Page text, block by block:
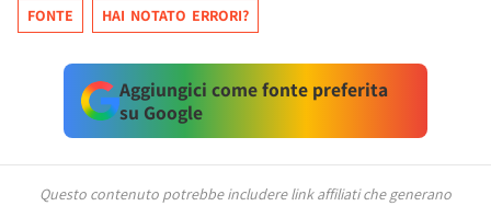
FONTE HAI NOTATO ERRORI?
Aggiungici come fonte preferita
su Google
Questo contenuto potrebbe includere link affiliati che generano